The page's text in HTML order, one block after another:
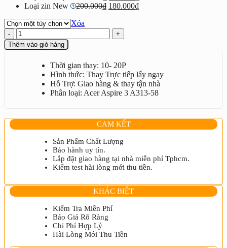
gốc
Loại zin New 200.000₫ Giá
200.000₫.
180.000₫Giá
Xóa
Loa
Laptop
Acer
Thêm vào giỏ hàng
Thời gian thay: 10- 20P
Hình thức: Thay Trực tiếp lấy ngay
Hỗ Trợ: Giao hàng & thay tận nhà
Phân loại: Acer Aspire 3 A313-58
CAM KẾT
Sản Phẩm Chất Lượng
Bảo hành uy tín.
Lắp đặt giao hàng tại nhà miễn phí Tphcm.
Kiểm test hài lòng mới thu tiền.
KHÁC BIỆT
Kiểm Tra Miễn Phí
Báo Giá Rõ Ràng
Chi Phí Hợp Lý
Hài Lòng Mới Thu Tiền